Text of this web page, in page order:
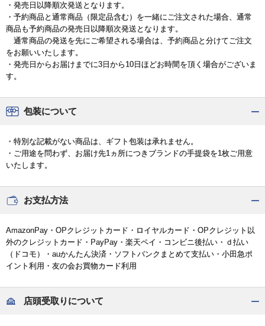
・発売日以降順次発送となります。
・予約商品と通常商品（限定品含む）を一緒にご注文された場合、通常
商品も予約商品の発売日以降順次発送となります。
通常商品の発送を先にご希望される場合は、予約商品と分けてご注文
をお願いいたします。
・発売日からお届けまでに3日から10日ほどお時間を頂く場合がございま
す。
包装について
・特別な記載がない商品は、ギフト包装は承れません。
・ご用途を問わず、お届け先1ヵ所につきブランドの手提袋を1枚ご用意
いたします。
お支払方法
AmazonPay・OPクレジットカード・ロイヤルカード・OPクレジット以
外のクレジットカード・PayPay・楽天ペイ・コンビニ後払い・ｄ払い
（ドコモ）・auかんたん決済・ソフトバンクまとめて支払い・小田急ポ
イント利用・友の会お買物カード利用
店頭受取りについて